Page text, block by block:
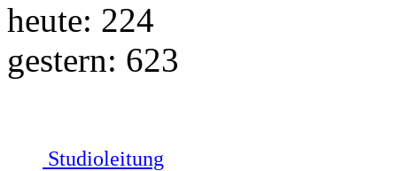
heute: 224
gestern: 623
Studioleitung